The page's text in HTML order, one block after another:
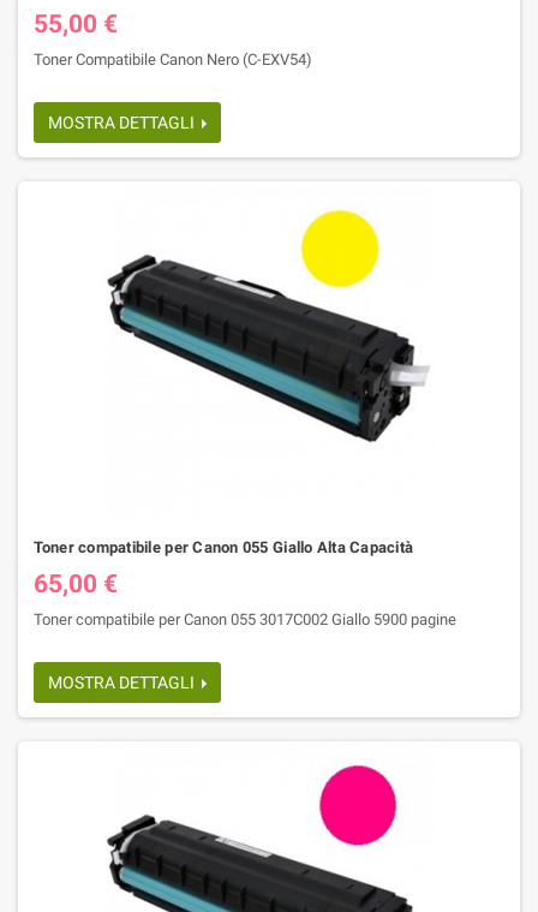
55,00 €
Toner Compatibile Canon Nero (C-EXV54)
MOSTRA DETTAGLI
Toner compatibile per Canon 055 Giallo Alta Capacità
65,00 €
Toner compatibile per Canon 055 3017C002 Giallo 5900 pagine
MOSTRA DETTAGLI